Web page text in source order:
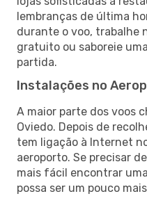
lembranças de última
durante o voo, trabalhe
gratuito ou saboreie
partida.
Instalações no
A maior parte dos voos
Oviedo. Depois de
tem ligação à Internet
aeroporto. Se precisar
mais fácil encontrar
possa ser um pouco